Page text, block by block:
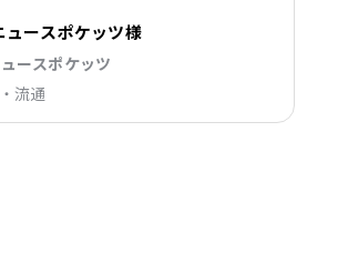
ュースポケッツ様
ースポケッツ
流通